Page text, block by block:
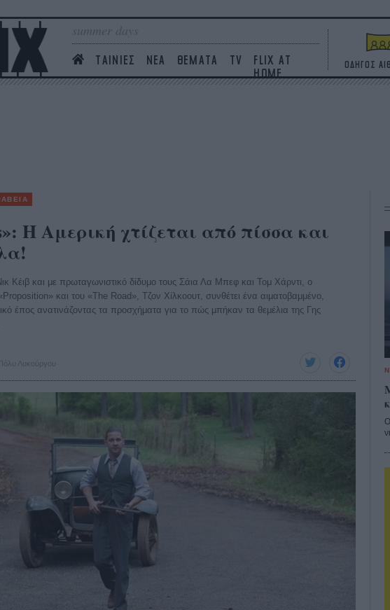
summer days
ΤΑΙΝΙΕΣ ΝΕΑ ΘΕΜΑΤΑ TV
FLIX AT
HOME
ΟΔΗΓΟΣ
Η Αμερική χτίζεται από πίσσα και
Κέιβ και με πρωταγωνιστικό δίδυμο τους Σάια Λα Μπεφ και Τομ Χάρντι, ο
και του «The Road», Τζον Χίλκοουτ, συνθέτει ένα αιματοβαμμένο,
έπος ανατινάζοντας τα προσχήματα για το πώς μπήκαν τα θεμέλια της Γης
Λυκούργου